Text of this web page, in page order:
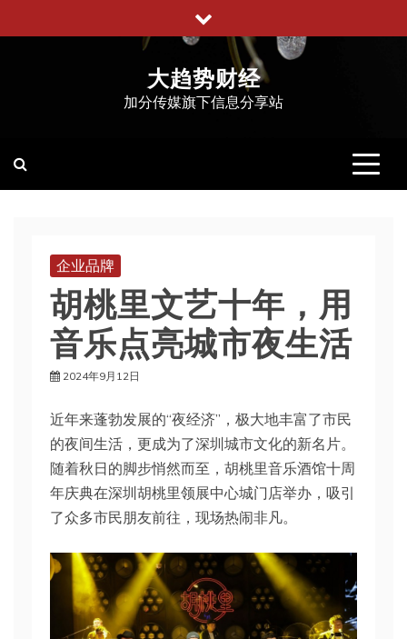
至
大趋势财经
加分传媒旗下信息分享站
企业品牌
胡桃里文艺十年，用
音乐点亮城市夜生活
2024年9月12日
近年来蓬勃发展的“夜经济”，极大地丰富了市民
的夜间生活，更成为了深圳城市文化的新名片。
随着秋日的脚步悄然而至，胡桃里音乐酒馆十周
年庆典在深圳胡桃里领展中心城门店举办，吸引
了众多市民朋友前往，现场热闹非凡。